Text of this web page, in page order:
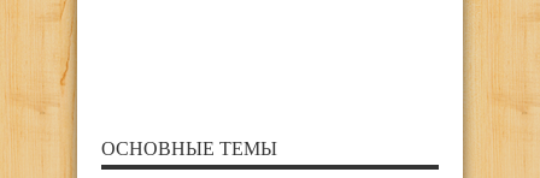
ОСНОВНЫЕ ТЕМЫ